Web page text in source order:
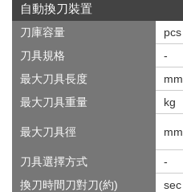
自動換刀裝置
刀庫容量 pcs
刀具規格
-
最大刀具長度
mm
最大刀具重量
kg
最大刀具徑 mm
刀具選擇方式
-
換刀時間刀對刀(約)
sec